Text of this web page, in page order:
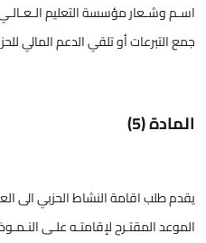
اسـم وشـعار مؤسسة التعليم
جمع التبرعات أو تلقي الدعم المالي
المادة (5)
يقدم طلب اقامة النشاط الحزبي الى
الموعد المقتـرح لإقامتـه علـى